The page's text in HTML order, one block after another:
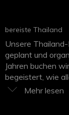
bereiste Thailand
Unsere
geplant und
Jahren buchen
begeistert, wie
privaten